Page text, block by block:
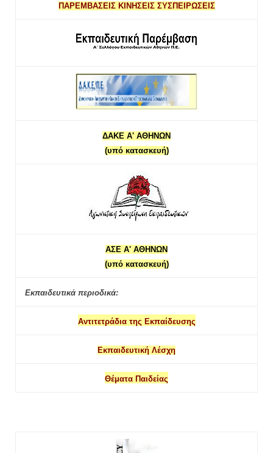
ΠΑΡΕΜΒΑΣΕΙΣ ΚΙΝΗΣΕΙΣ ΣΥΣΠΕΙΡΩΣΕΙΣ
ΔΑΚΕ Α' ΑΘΗΝΩΝ
(υπό κατασκευή)
ΑΣΕ Α' ΑΘΗΝΩΝ
(υπό κατασκευή)
Εκπαιδευτικά περιοδικά:
Αντιτετράδια της Εκπαίδευσης
Εκπαιδευτική Λέσχη
Θέματα Παιδείας